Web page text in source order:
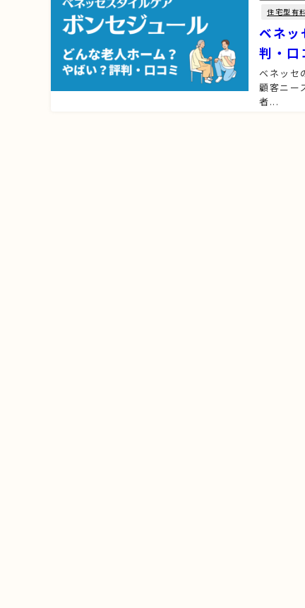
住宅型有
ベネッ
判・口
ベネッセ
顧客ニー
者...